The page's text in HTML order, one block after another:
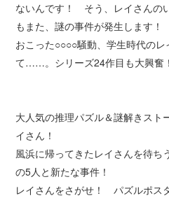
ないんです！ そう、レイさんの
もまた、謎の事件が発生します
おこった○○○○騒動、学生時代の
て……。シリーズ24作目も大興奮！
大人気の推理パズル＆謎解きス
イさん！
風浜に帰ってきたレイさんを待ち
の5人と新たな事件！
レイさんをさがせ！ パズルポス